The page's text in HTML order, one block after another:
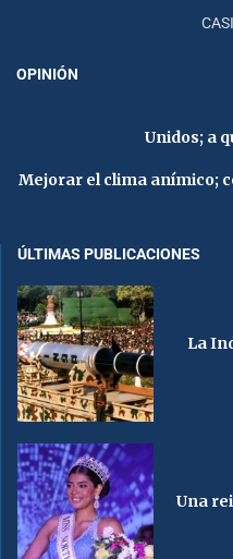
OPINIÓN
Unidos; a
Mejorar el clima anímico;
ÚLTIMAS PUBLICACIONES
La
Una